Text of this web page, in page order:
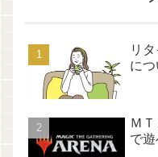
リ
につ
Ｍ
で遊